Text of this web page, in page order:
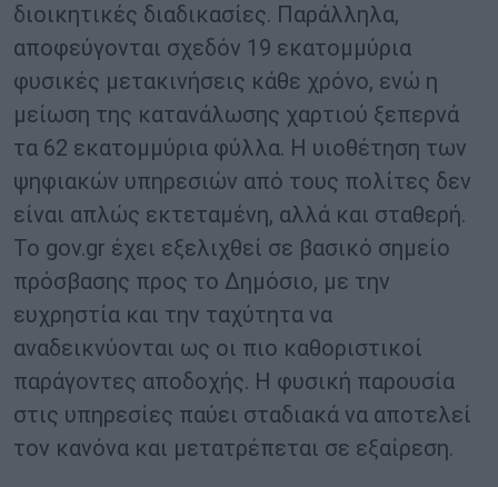
διοικητικές διαδικασίες. Παράλληλα,
αποφεύγονται σχεδόν 19 εκατομμύρια
φυσικές μετακινήσεις κάθε χρόνο, ενώ η
μείωση της κατανάλωσης χαρτιού ξεπερνά
τα 62 εκατομμύρια φύλλα. Η υιοθέτηση των
ψηφιακών υπηρεσιών από τους πολίτες δεν
είναι απλώς εκτεταμένη, αλλά και σταθερή.
Το gov.gr έχει εξελιχθεί σε βασικό σημείο
πρόσβασης προς το Δημόσιο, με την
ευχρηστία και την ταχύτητα να
αναδεικνύονται ως οι πιο καθοριστικοί
παράγοντες αποδοχής. Η φυσική παρουσία
στις υπηρεσίες παύει σταδιακά να αποτελεί
τον κανόνα και μετατρέπεται σε εξαίρεση.